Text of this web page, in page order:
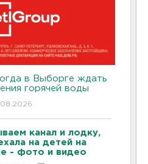
в Выборге ждать
горячей воды
канал и лодку,
на детей на
- фото и видео